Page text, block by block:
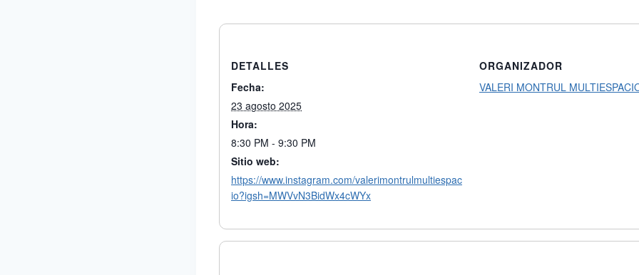
DETALLES
Fecha:
23 agosto 2025
Hora:
8:30 PM - 9:30 PM
Sitio web:
https://www.instagram.com/valerimontrulmultiespac
io?igsh=MWVvN3BidWx4cWYx
ORGANIZADOR
VALERI MONTRUL